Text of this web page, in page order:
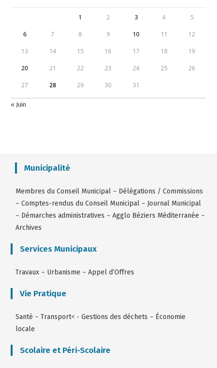
1 2 3 4 5
6 7 8 9 10 11 12
13 14 15 16 17 18 19
20 21 22 23 24 25 26
27 28 29 30 31
« Juin
Municipalité
Membres du Conseil Municipal – Délégations / Commissions
–Comptes-rendus du Conseil Municipal – Journal Municipal
– Démarches administratives –Agglo Béziers Méditerranée –
Archives
Services Municipaux
Travaux – Urbanisme –Appel d’Offres
Vie Pratique
Santé –Transport< -Gestions des déchets – Économie
locale
Scolaire et Péri-Scolaire